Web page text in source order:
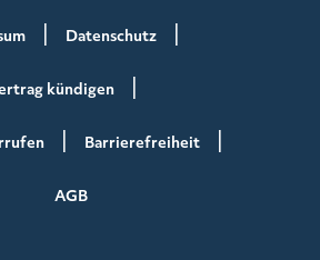
Datenschutz
kündigen
Barrierefreiheit
AGB